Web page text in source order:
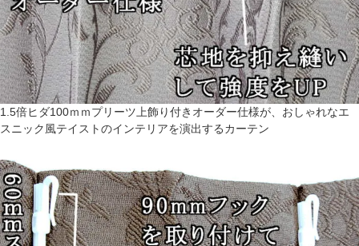
1.5倍ヒダ100ｍｍプリーツ上飾り付きオーダー仕様が、おしゃれなエ
スニック風テイストのインテリアを演出するカーテン